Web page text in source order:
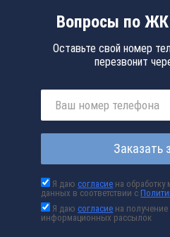
Вопросы по
Оставьте свой номер
перезвонит
Заказать
Я даюсогласие на
данных в соответствии с
Я даюсогласие на
информационных рассылок